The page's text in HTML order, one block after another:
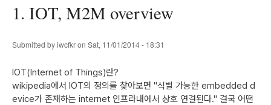
1. IOT, M2M overview
Submitted byiwcfkron Sat, 11/01/2014 - 18:31
IOT(Internet of Things)란?
wikipedia에서 IOT의 정의를 찾아보면 "식별 가능한 embedded d
evice가 존재하는 internet 인프라내에서 상호 연결된다." 결국 어떤